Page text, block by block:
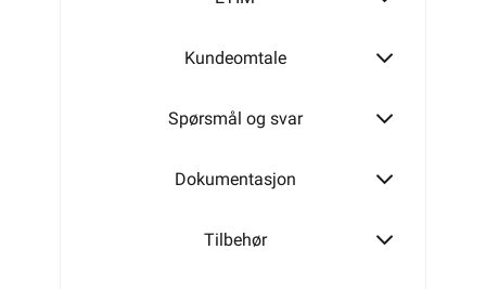
Kundeomtale
Spørsmål og svar
Dokumentasjon
Tilbehør